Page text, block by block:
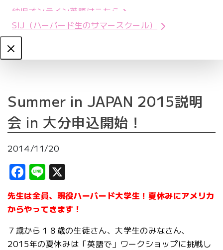
幼児オンライン英語はこちら
SIJ（ハーバード生のサマースクール）
Close
Summer in JAPAN 2015説明
会 in 大分申込開始！
2014/11/20
Facebook
Line
先生は全員、現役ハーバード大学生！夏休みにアメリカ
からやってきます！
７歳から１８歳の生徒さん、大学生のみなさん、
2015年の夏休みは「英語で」ワークショップに挑戦し